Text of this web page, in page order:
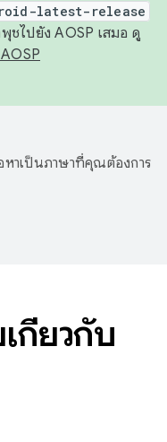
latest-release
ชไปยัง AOSP เสมอ ดู
าเป็นภาษาที่คุณต้องการ
กี่ยวกับ